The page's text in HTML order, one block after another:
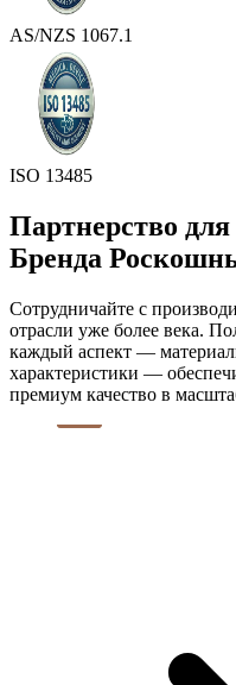
AS/NZS 1067.1
ISO 13485
Партнерство
Бренда
Сотрудничайте с
отрасли уже более века.
каждый аспект —
характеристики —
премиум качество в